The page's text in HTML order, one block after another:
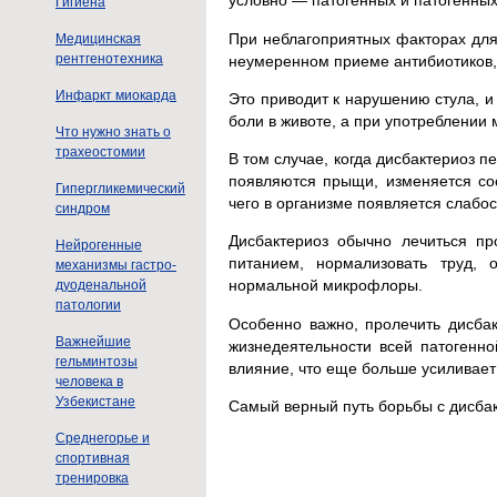
Медицинская
рентгенотехника
Инфаркт миокарда
Что нужно знать о
трахеостомии
Гипергликемический
синдром
Нейрогенные
механизмы гастро-
дуоденальной
патологии
Важнейшие
гельминтозы
человека в
Узбекистане
Среднегорье и
спортивная
тренировка
При неблагоприятных факторах
неумеренном приеме
Это приводит к нарушению стула,
боли в животе, а при
В том случае, когда дисбактериоз
появляются прыщи, изменяется
чего в организме появляется
Дисбактериоз обычно лечиться
питанием, нормализовать труд,
нормальной микрофлоры.
Особенно важно, пролечить
жизнедеятельности всей
влияние, что еще больше
Самый верный путь борьбы с